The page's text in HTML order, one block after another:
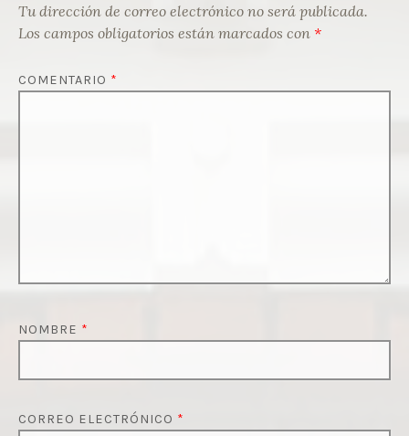
Tu dirección de correo electrónico no será publicada.
Los campos obligatorios están marcados con *
COMENTARIO *
NOMBRE *
CORREO ELECTRÓNICO *